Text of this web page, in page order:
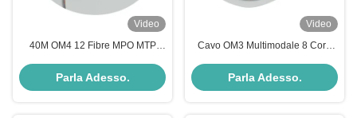
Video
40M OM4 12 Fibre MPO MTP
trasmissione dati ad alta velocità
Parla Adesso.
Video
Cavo OM3 Multimodale 8 Core
B per Trasmissione Dati ad Alta
Velocità
Parla Adesso.